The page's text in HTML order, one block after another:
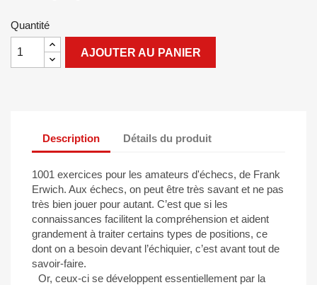
Quantité
AJOUTER AU PANIER
Description Détails du produit
1001 exercices pour les amateurs d'échecs, de Frank
Erwich. Aux échecs, on peut être très savant et ne pas
très bien jouer pour autant. C’est que si les
connaissances facilitent la compréhension et aident
grandement à traiter certains types de positions, ce
dont on a besoin devant l’échiquier, c’est avant tout de
savoir-faire.
Or, ceux-ci se développent essentiellement par la